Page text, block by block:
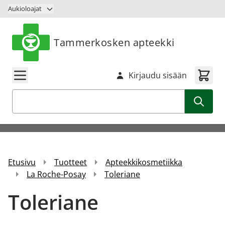
Siirry sisältöön
Aukioloajat
Tammerkosken apteekki
Kirjaudu sisään
Etusivu Tuotteet
Apteekkikosmetiikka
La Roche-Posay
Toleriane
Toleriane